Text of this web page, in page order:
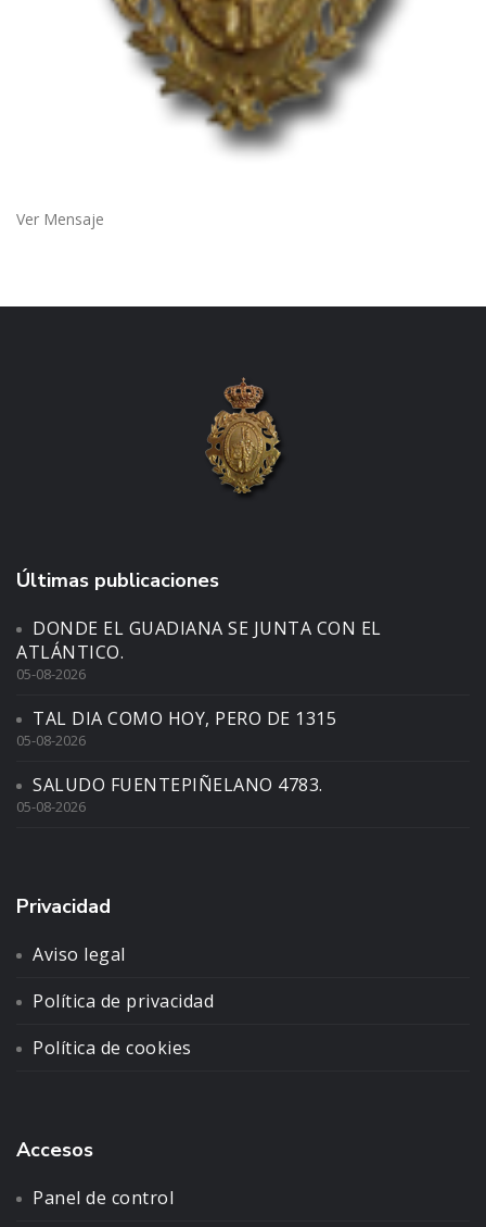
Ver Mensaje
Últimas publicaciones
DONDE EL GUADIANA SE JUNTA CON EL
ATLÁNTICO.
05-08-2026
TAL DIA COMO HOY, PERO DE 1315
05-08-2026
SALUDO FUENTEPIÑELANO 4783.
05-08-2026
Privacidad
Aviso legal
Política de privacidad
Política de cookies
Accesos
Panel de control